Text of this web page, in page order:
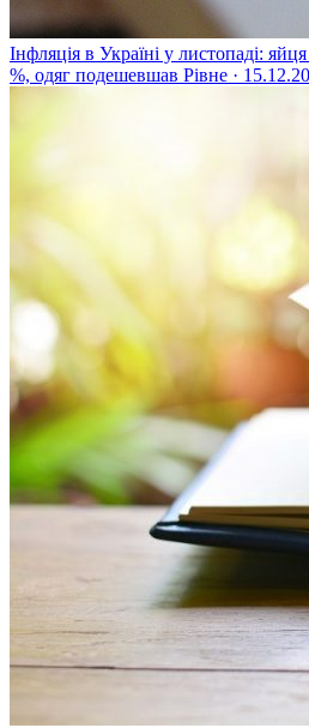
Інфляція в Україні у листопаді:
%, одяг подешевшав Рівне ·